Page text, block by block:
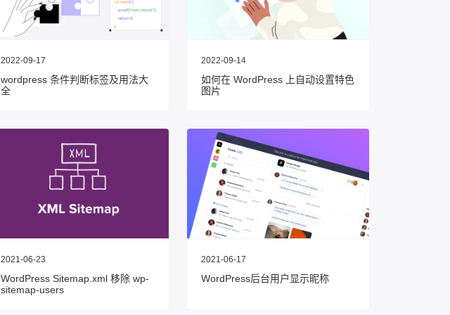
2022-09-17
wordpress 条件判断标签及用法大
全
2022-09-14
如何在 WordPress 上自动设置特色
图片
2021-06-23
WordPress Sitemap.xml 移除 wp-
sitemap-users
2021-06-17
WordPress后台用户显示昵称